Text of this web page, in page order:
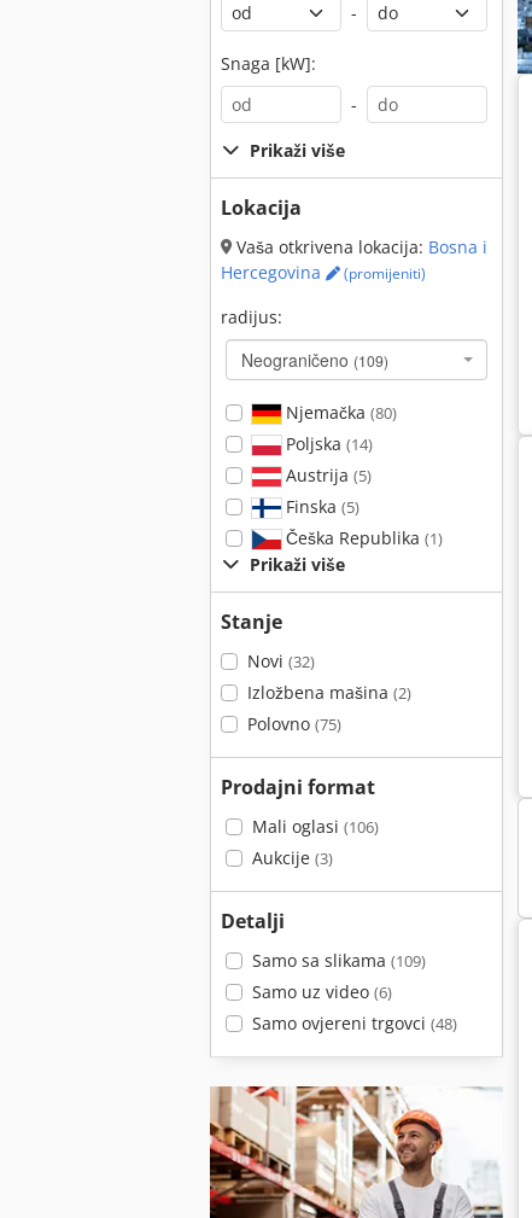
-
Snaga [kW]:
-
Prikaži više
Lokacija
Vaša otkrivena lokacija: Bosna i
Hercegovina
(promijeniti)
radijus:
Neograničeno (109)
Njemačka (80)
Poljska (14)
Austrija (5)
Finska (5)
Češka Republika (1)
Prikaži više
Stanje
Novi (32)
Izložbena mašina (2)
Polovno (75)
Prodajni format
Mali oglasi (106)
Aukcije (3)
Detalji
Samo sa slikama (109)
Samo uz video (6)
Samo ovjereni trgovci (48)
Klizna Martin Transline 1228